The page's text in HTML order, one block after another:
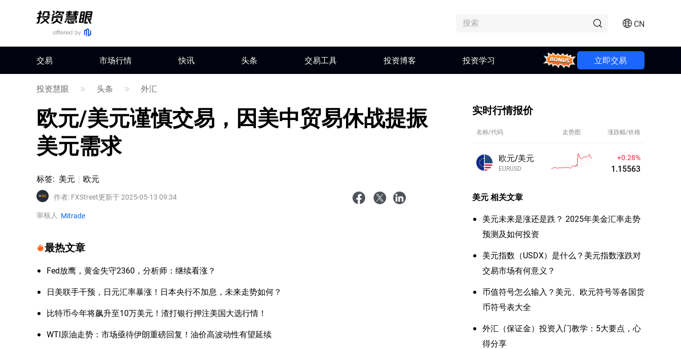
CN
交易 市场行情 快讯 头条 交易工具 投资博客 投资学习 Bonus 立即交易
投资慧眼 头条 外汇
欧元/美元谨慎交易，因美中贸易休战提振
美元需求
标签: 美元 欧元
作者: FXStreet更新于 2025-05-13 09:34
审核人 Mitrade
最热文章
Fed放鹰，黄金失守2360，分析师：继续看涨？
日美联手干预，日元汇率暴涨！日本央行不加息，未来走势如何？
比特币今年将飙升至10万美元！渣打银行押注美国大选行情！
WTI原油走势：市场亟待伊朗重磅回复！油价高波动性有望延续
实时行情报价
名称/代码 走势图 涨跌幅/价格
欧元/美元
EURUSD
+0.28%
1.15563
美元相关文章
美元未来是涨还是跌？ 2025年美金汇率走势
预测及如何投资
美元指数（USDX）是什么？美元指数涨跌对
交易市场有何意义？
币值符号怎么输入？美元、欧元符号等各国货
币符号表大全
外汇（保证金）投资入门教学：5大要点，心
得分享